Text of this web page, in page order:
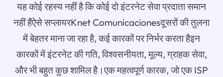
यह कोई रहस्य नहीं है कि कोई दो इंटरनेट सेवा प्रदाता समान
नहीं हैंऐसे सप्लायरKnet Comunicacionesदूसरों की तुलना
में बेहतर माना जा रहा है, कई कारकों पर निर्भर करता हैइन
कारकों में इंटरनेट की गति, विश्वसनीयता, मूल्य, ग्राहक सेवा,
और भी बहुत कुछ शामिल है।एक महत्वपूर्ण कारक, जो एक ISP